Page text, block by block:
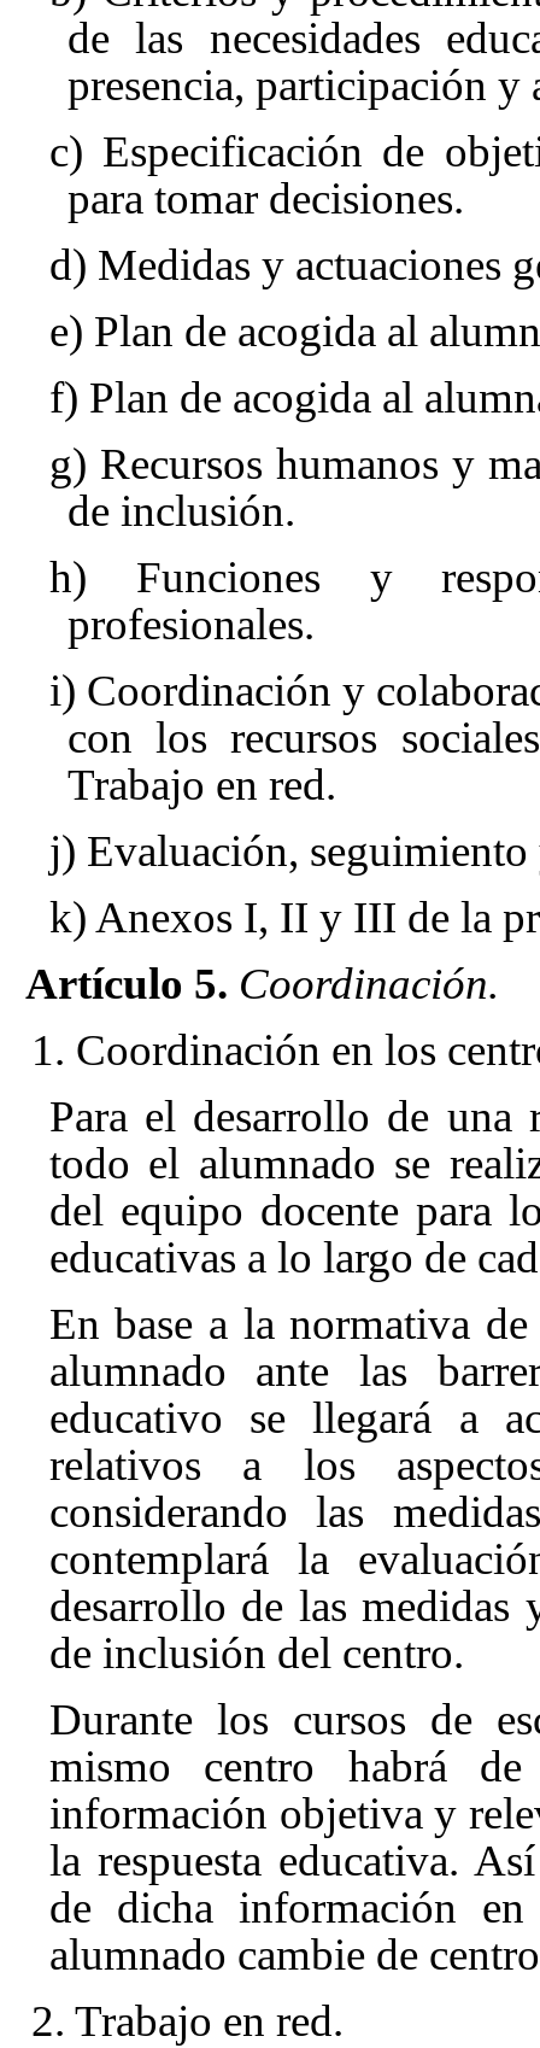
de las necesidades
presencia, participación y
c) Especificación de
para tomar decisiones.
d) Medidas y actuaciones
e) Plan de acogida al
f) Plan de acogida al
g) Recursos humanos y
de inclusión.
h) Funciones y
profesionales.
i) Coordinación y
con los recursos
Trabajo en red.
j) Evaluación, seguimiento
k) Anexos I, II y III de la
Artículo 5. Coordinación.
1. Coordinación en los
Para el desarrollo de una
todo el alumnado se
del equipo docente para
educativas a lo largo de
En base a la normativa
alumnado ante las
educativo se llegará a
relativos a los
considerando las
contemplará la
desarrollo de las medidas
de inclusión del centro.
Durante los cursos de
mismo centro habrá
información objetiva y
la respuesta educativa.
de dicha información
alumnado cambie de
2. Trabajo en red.